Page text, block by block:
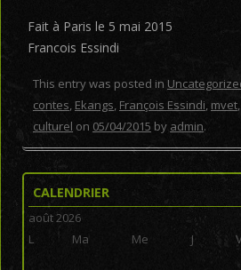
Fait à Paris le 5 mai 2015
Francois Essindi
This entry was posted in
contes, Ekangs, François Essindi, mvet,
culturel on 05/04/2015 by admin.
CALENDRIER
août 2026
L
Ma Me J